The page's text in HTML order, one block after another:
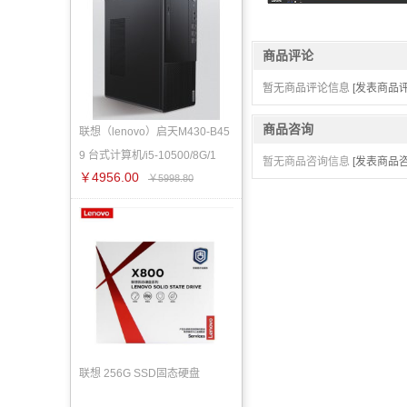
联想（lenovo）启天M430-B45
9 台式计算机/i5-10500/8G/1
￥4956.00 ￥5998.80
联想 256G SSD固态硬盘
商品评论
暂无商品评论信息 [发表商品
商品咨询
暂无商品咨询信息 [发表商品